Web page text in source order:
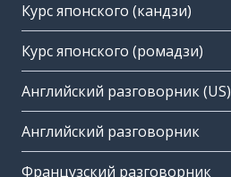
Курс японского (кандзи)
Курс японского (ромадзи)
Английский разговорник (US)
Английский разговорник
Французский разговорник